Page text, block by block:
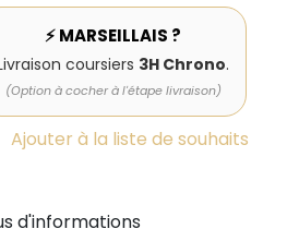
⚡ MARSEILLAIS ?
coursiers 3H Chrono.
(Option à cocher à l'étape livraison)
Ajouter à la liste de souhaits
d'informations